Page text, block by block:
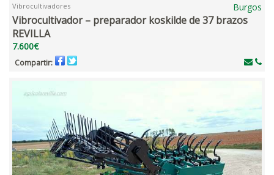
Vibrocultivadores Burgos
Vibrocultivador – preparador koskilde de 37 brazos
REVILLA
7.600€
Compartir: